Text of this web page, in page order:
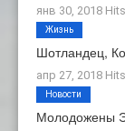
янв 30, 2018
Шотландец,
апр 27, 2018
Жизнь
Молодожены
Новости